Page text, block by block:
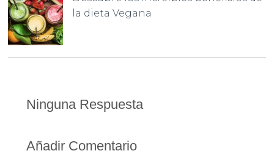
la dieta Vegana
Ninguna Respuesta
Añadir Comentario